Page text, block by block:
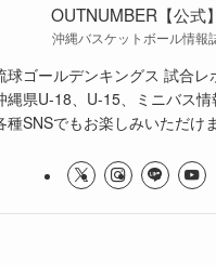
OUTNUMBER【公式】
沖縄バスケットボール情報
球ゴールデンキングス 試合レ
縄県U-18、U-15、ミニバス
種SNSでもお楽しみいただけ